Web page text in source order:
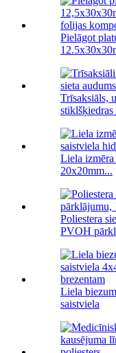
Pielāgot
Trīsaksiāls,
stiklšķiedras
Liela izmēra
20x20mm...
Poliestera
PVOH
Liela
saistviela